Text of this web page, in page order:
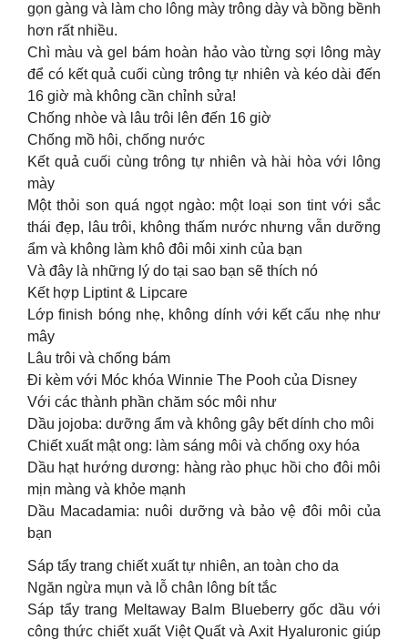
gọn gàng và làm cho lông mày trông dày và bồng bềnh
hơn rất nhiều.
Chì màu và gel bám hoàn hảo vào từng sợi lông mày
để có kết quả cuối cùng trông tự nhiên và kéo dài đến
16 giờ mà không cần chỉnh sửa!
Chống nhòe và lâu trôi lên đến 16 giờ
Chống mồ hôi, chống nước
Kết quả cuối cùng trông tự nhiên và hài hòa với lông
mày
Một thỏi son quá ngọt ngào: một loại son tint với sắc
thái đẹp, lâu trôi, không thấm nước nhưng vẫn dưỡng
ẩm và không làm khô đôi môi xinh của bạn
Và đây là những lý do tại sao bạn sẽ thích nó
Kết hợp Liptint & Lipcare
Lớp finish bóng nhẹ, không dính với kết cấu nhẹ như
mây
Lâu trôi và chống bám
Đi kèm với Móc khóa Winnie The Pooh của Disney
Với các thành phần chăm sóc môi như
Dầu jojoba: dưỡng ẩm và không gây bết dính cho môi
Chiết xuất mật ong: làm sáng môi và chống oxy hóa
Dầu hạt hướng dương: hàng rào phục hồi cho đôi môi
mịn màng và khỏe mạnh
Dầu Macadamia: nuôi dưỡng và bảo vệ đôi môi của
bạn
Sáp tẩy trang chiết xuất tự nhiên, an toàn cho da
Ngăn ngừa mụn và lỗ chân lông bít tắc
Sáp tẩy trang Meltaway Balm Blueberry gốc dầu với
công thức chiết xuất Việt Quất và Axit Hyaluronic giúp